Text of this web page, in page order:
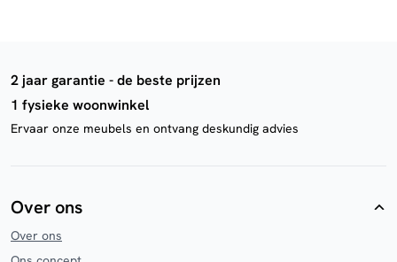
2 jaar garantie - de beste prijzen
1 fysieke woonwinkel
Ervaar onze meubels en ontvang deskundig advies
Over ons
Over ons